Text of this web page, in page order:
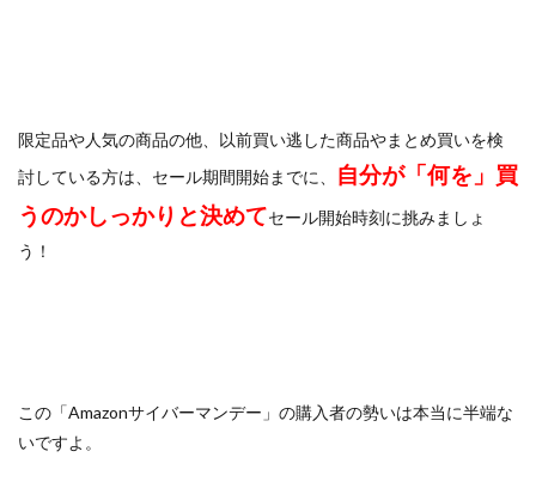
限定品や人気の商品の他、以前買い逃した商品やまとめ買いを検
討している方は、セール期間開始までに、
自分が「何を」買
うのかしっかりと決めてセール開始時刻に挑みましょ
う！
この「Amazonサイバーマンデー」の購入者の勢いは本当に半端な
いですよ。